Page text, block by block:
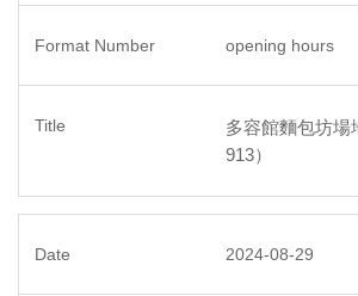
便利生活 Other Service
校園商店首頁Campus Shop Home
opening hours
多容館麵包坊場
913）
2024-08-29